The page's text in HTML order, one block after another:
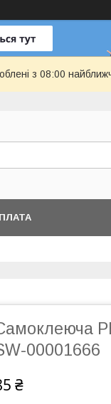
з 08:00
00001666
₴